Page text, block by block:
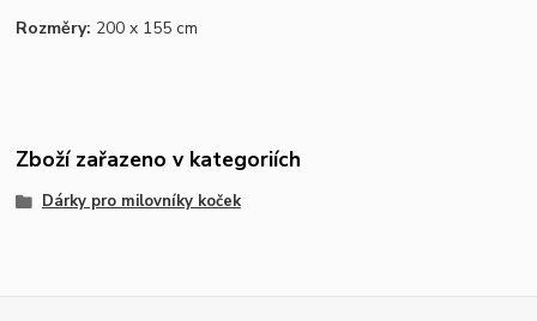
Rozměry: 200 x 155 cm
Zboží zařazeno v kategoriích
Dárky pro milovníky koček